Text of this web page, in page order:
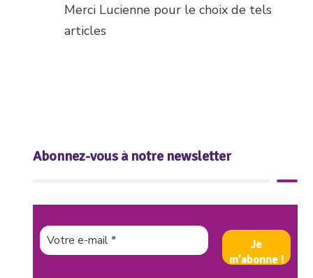
Merci Lucienne pour le choix de tels
articles
Abonnez-vous à notre newsletter